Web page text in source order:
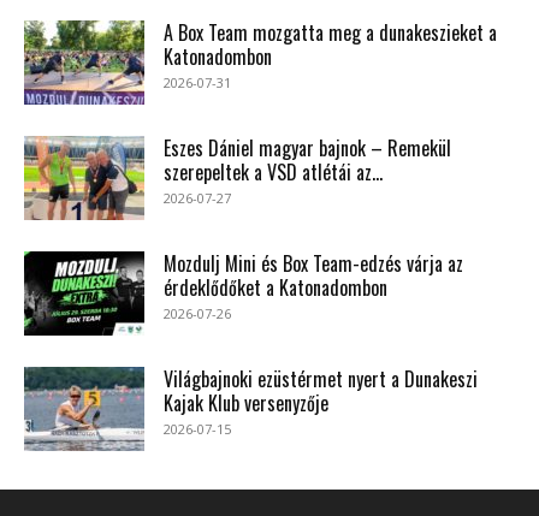
A Box Team mozgatta meg a dunakeszieket a
Katonadombon
2026-07-31
Eszes Dániel magyar bajnok – Remekül
szerepeltek a VSD atlétái az...
2026-07-27
Mozdulj Mini és Box Team-edzés várja az
érdeklődőket a Katonadombon
2026-07-26
Világbajnoki ezüstérmet nyert a Dunakeszi
Kajak Klub versenyzője
2026-07-15